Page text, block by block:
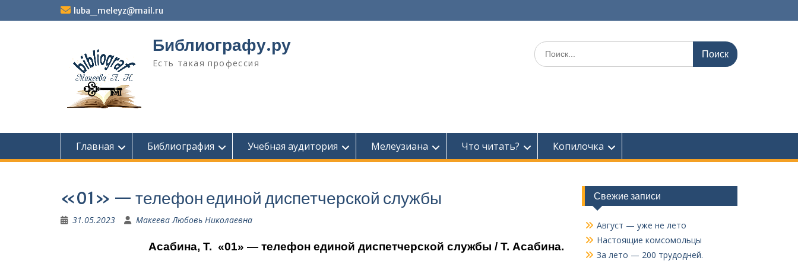
к
luba_meleyz@mail.ru
Библиографу.ру
Есть такая профессия
Поиск
по:
Главная Библиография Учебная аудитория Мелеузиана Что читать? Копилочка
«01» — телефон единой диспетчерской службы
31.05.2023 Макеева Любовь Николаевна
Асабина, Т. «01» — телефон единой диспетчерской службы / Т. Асабина.
Свежие записи
Август — уже не лето
Настоящие комсомольцы
За лето — 200 трудодней.